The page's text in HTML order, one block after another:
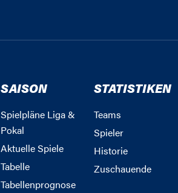
SAISON
Spielpläne Liga &
Pokal
Aktuelle Spiele
Tabelle
Tabellenprognose
STATISTIKEN
Teams
Spieler
Historie
Zuschauende